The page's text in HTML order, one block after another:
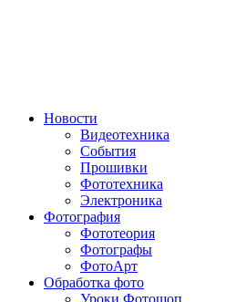
Новости
Видеотехника
События
Прошивки
Фототехника
Электроника
Фотография
Фототеория
Фотографы
ФотоАрт
Обработка фото
Уроки Фотошоп